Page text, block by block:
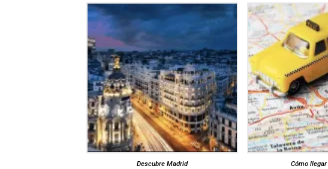
Descubre Madrid Cómo